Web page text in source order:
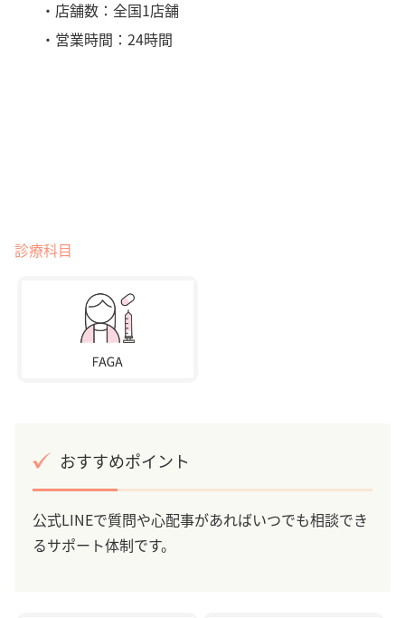
・店舗数：全国1店舗
・営業時間：24時間
診療科目
おすすめポイント
公式LINEで質問や心配事があればいつでも相談でき
るサポート体制です。